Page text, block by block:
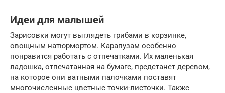
Идеи для малышей
Зарисовки могут выглядеть грибами в корзинке,
овощным натюрмортом. Карапузам особенно
понравится работать с отпечатками. Их маленькая
ладошка, отпечатанная на бумаге, предстанет деревом,
на которое они ватными палочками поставят
многочисленные цветные точки-листочки. Также